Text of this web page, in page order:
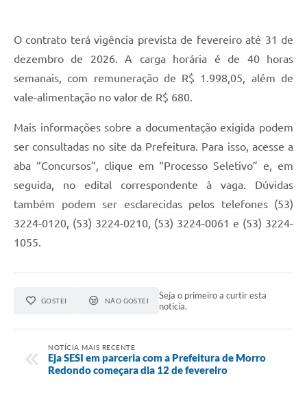
O contrato terá vigência prevista de fevereiro até 31 de
dezembro de 2026. A carga horária é de 40 horas
semanais, com remuneração de R$ 1.998,05, além de
vale-alimentação no valor de R$ 680.
Mais informações sobre a documentação exigida podem
ser consultadas no site da Prefeitura. Para isso, acesse a
aba “Concursos”, clique em “Processo Seletivo” e, em
seguida, no edital correspondente à vaga. Dúvidas
também podem ser esclarecidas pelos telefones (53)
3224-0120, (53) 3224-0210, (53) 3224-0061 e (53) 3224-
1055.
GOSTEI NÃO GOSTEI
Seja o primeiro a curtir esta
notícia.
NOTÍCIA MAIS RECENTE
Eja SESI em parceria com a Prefeitura de Morro
Redondo começara dia 12 de fevereiro